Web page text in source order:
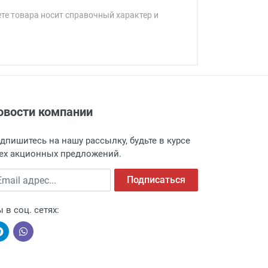
товара носит справочный характер и
г. Москва, Переведеновский
о поступлении товара.
пункт выдачи, чтобы избежать
компании
на нашу рассылку, будьте в курсе
акционных предложений.
адрес Подписаться
в соц. сетях: